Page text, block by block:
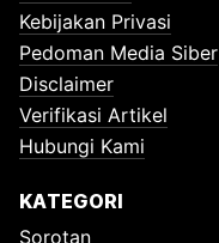
Kebijakan Privasi
Pedoman Media Siber
Disclaimer
Verifikasi Artikel
Hubungi Kami
KATEGORI
Sorotan